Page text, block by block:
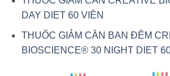
DAY DIET 60 VIÊN
THUỐC GIẢM CÂN BAN ĐÊM
BIOSCIENCE® 30 NIGHT DIET